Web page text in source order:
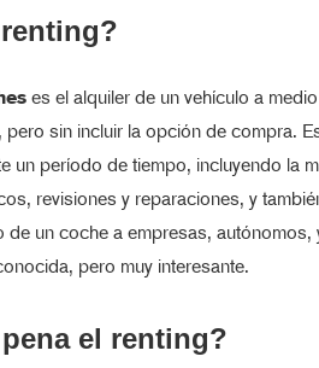
es el alquiler de un vehículo a
sin incluir la opción de compra.
un período de tiempo, incluyendo la
revisiones y reparaciones, y
de un coche a empresas, autónomos,
pero muy interesante.
el renting?